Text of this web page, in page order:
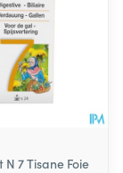
N 7 Tisane Foie